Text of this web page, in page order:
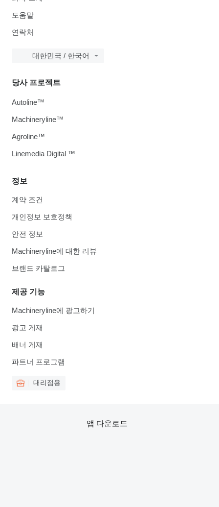
도움말
연락처
대한민국 / 한국어
정보
계약 조건
개인정보 보호정책
안전 정보
Machineryline에 대한 리뷰
브랜드 카탈로그
제공 기능
Machineryline에 광고하기
광고 게재
배너 게재
파트너 프로그램
대리점용
당사 프로젝트
Autoline™
Machineryline™
Agroline™
Linemedia Digital ™
앱 다운로드